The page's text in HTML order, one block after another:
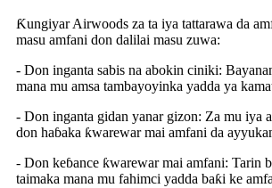
Ƙungiyar Airwoods za ta iya tattarawa da
masu amfani don dalilai masu zuwa:
- Don inganta sabis na abokin ciniki:
mana mu amsa tambayoyinka yadda ya
- Don inganta gidan yanar gizon: Za mu iya
don haɓaka ƙwarewar mai amfani da
- Don keɓance ƙwarewar mai amfani: Tarin
taimaka mana mu fahimci yadda baƙi ke